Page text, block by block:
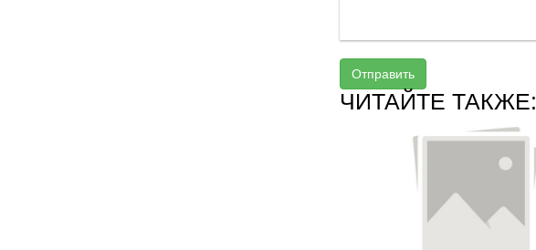
Отправить
ЧИТАЙТЕ ТАКЖЕ: